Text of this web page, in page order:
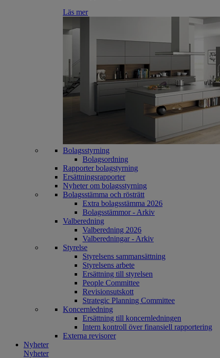
Läs mer
Bolagsstyrning
Bolagsordning
Rapporter bolagstyrning
Ersättningsrapporter
Nyheter om bolagsstyrning
Bolagsstämma och rösträtt
Extra bolagsstämma 2026
Bolagsstämmor - Arkiv
Valberedning
Valberedning 2026
Valberedningar - Arkiv
Styrelse
Styrelsens sammansättning
Styrelsens arbete
Ersättning till styrelsen
People Committee
Revisionsutskott
Strategic Planning Committee
Koncernledning
Ersättning till koncernledningen
Intern kontroll över finansiell rapportering
Externa revisorer
Nyheter
Nyheter